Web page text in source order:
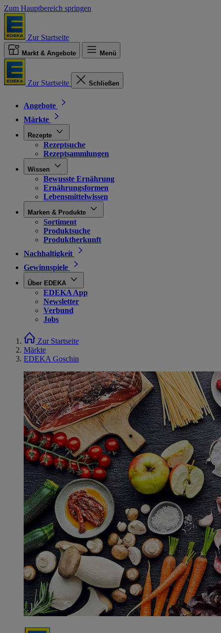
Zum Hauptbereich springen
Zur Startseite
Markt & Angebote Menü
Zur Startseite Schließen
Angebote
Märkte
Rezepte
Rezeptsuche
Rezeptsammlungen
Wissen
Bewusste Ernährung
Ernährungsformen
Lebensmittelwissen
Marken & Produkte
Sortiment
Produktsuche
Produktherkunft
Nachhaltigkeit
Gewinnspiele
Über EDEKA
EDEKA App
Newsletter
Verbund
Jobs
Zur Startseite
Märkte
EDEKA Goschin